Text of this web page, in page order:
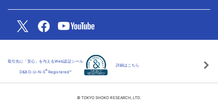
© TOKYO SHOKO RESEARCH, LTD.
取引先に「安心」を与えるWeb認証シール
D&B D-U-N-S® Registered™
詳細はこちら